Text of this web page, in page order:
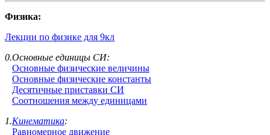
Физика:
Лекции по физике для 9кл
0.Основные единицы СИ:
Основные физические величины
Основные физические константы
Десятичные приставки СИ
Соотношения между единицами
1.Кинематика:
Равномерное движение